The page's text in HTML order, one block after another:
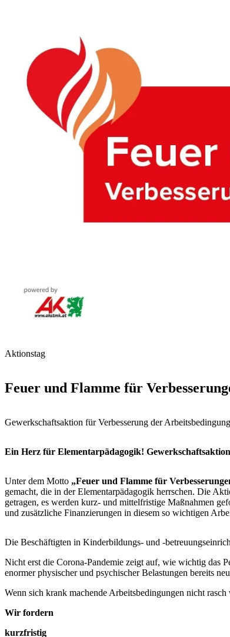
Aktionstag
Feuer und Flamme für
Gewerkschaftsaktion für Verbesserung der
Ein Herz für Elementarpädagogik!
Unter dem Motto „Feuer und Flamme für
gemacht, die in der Elementarpädagogik herrschen. Die
getragen, es werden kurz- und mittelfristige Maßnahmen
und zusätzliche Finanzierungen in diesem so wichtigen
Die Beschäftigten in Kinderbildungs- und -
Nicht erst die Corona-Pandemie zeigt auf, wie wichtig das
enormer physischer und psychischer Belastungen bereits
Wenn sich krank machende Arbeitsbedingungen nicht
Wir fordern
kurzfristig